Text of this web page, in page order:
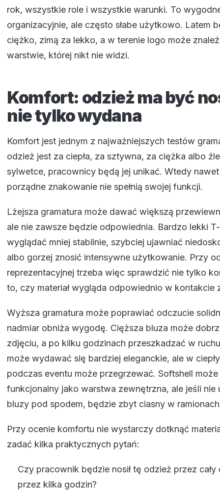
rok, wszystkie role i wszystkie warunki. To
organizacyjnie, ale często słabe użytkowo. Latem
ciężko, zimą za lekko, a w terenie logo może
warstwie, której nikt nie widzi.
Komfort: odzież ma być
nie tylko wydana
Komfort jest jednym z najważniejszych testów
odzież jest za ciepła, za sztywna, za ciężka albo
sylwetce, pracownicy będą jej unikać. Wtedy
porządne znakowanie nie spełnią swojej funkcji.
Lżejsza gramatura może dawać większą
ale nie zawsze będzie odpowiednia. Bardzo lekki
wyglądać mniej stabilnie, szybciej ujawniać
albo gorzej znosić intensywne użytkowanie. Przy
reprezentacyjnej trzeba więc sprawdzić nie tylko
to, czy materiał wygląda odpowiednio w kontakcie
Wyższa gramatura może poprawiać odczucie
nadmiar obniża wygodę. Cięższa bluza może
zdjęciu, a po kilku godzinach przeszkadzać w
może wydawać się bardziej eleganckie, ale w
podczas eventu może przegrzewać. Softshell
funkcjonalny jako warstwa zewnętrzna, ale jeśli nie
bluzy pod spodem, będzie zbyt ciasny w
Przy ocenie komfortu nie wystarczy dotknąć
zadać kilka praktycznych pytań:
Czy pracownik będzie nosił tę odzież przez
przez kilka godzin?